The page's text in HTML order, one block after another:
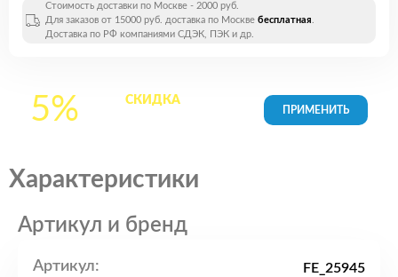
Стоимость доставки по Москве - 2000 руб.
Для заказов от 15000 руб. доставка по Москве бесплатная.
Доставка по РФ компаниями СДЭК, ПЭК и др.
5% СКИДКАна все
Характеристики
Артикул и бренд
Артикул: FE_25945